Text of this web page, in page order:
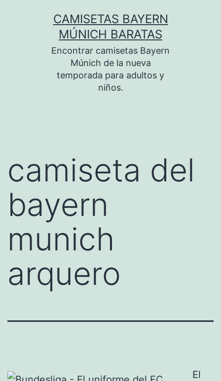
CAMISETAS BAYERN
MÚNICH BARATAS
Encontrar camisetas Bayern
Múnich de la nueva
temporada para adultos y
niños.
camiseta del
bayern
munich
arquero
El